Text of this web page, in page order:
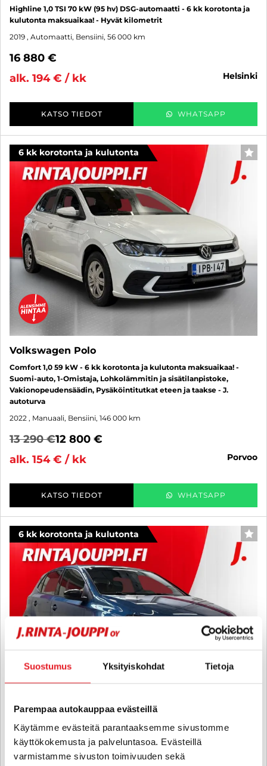
Suostumus Yksityiskohdat Tietoja
Parempaa autokauppaa evästeillä
Käytämme evästeitä parantaaksemme sivustomme
käyttökokemusta ja palveluntasoa. Evästeillä
varmistamme sivuston toimivuuden sekä
Highline 1,0 TSI 70 kW (95 hv) DSG-automaatti - 6 kk korotonta ja
kulutonta maksuaikaa! - Hyvät kilometrit
2019 , Automaatti, Bensiini, 56 000 km
16 880 €
alk. 194 € / kk
helsinki
KATSO TIEDOT WHATSAPP
6 kk korotonta ja kulutonta
Volkswagen Polo
Comfort 1,0 59 kW - 6 kk korotonta ja kulutonta maksuaikaa! -
Suomi-auto, 1-Omistaja, Lohkolämmitin ja sisätilanpistoke,
Vakionopeudensäädin, Pysäköintitutkat eteen ja taakse - J.
autoturva
2022 , Manuaali, Bensiini, 146 000 km
13 290 €12 800 €
alk. 154 € / kk
porvoo
KATSO TIEDOT WHATSAPP
6 kk korotonta ja kulutonta
Volkswagen Polo
BlueGT 1,4 TSI 110 kW (150 hv) ACT DSG-automaatti 4-ovinen - 6 kk
korotonta ja kulutonta maksuaikaa! - GT, P-kamera, Tutkat,